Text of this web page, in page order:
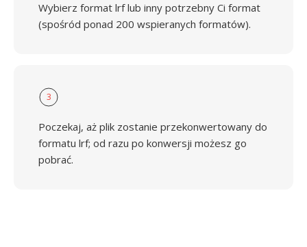
Wybierz format lrf lub inny potrzebny Ci format
(spośród ponad 200 wspieranych formatów).
3
Poczekaj, aż plik zostanie przekonwertowany do
formatu lrf; od razu po konwersji możesz go
pobrać.